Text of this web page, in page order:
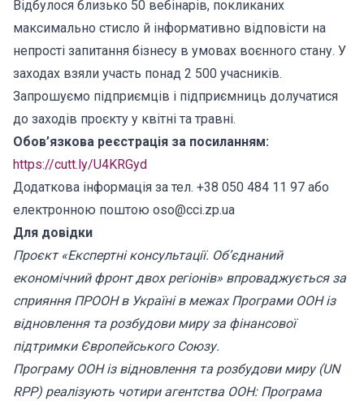
Відбулося близько 50 вебінарів, покликаних
максимально стисло й інформативно відповісти на
непрості запитання бізнесу в умовах воєнного стану. У
заходах взяли участь понад 2 500 учасників.
Запрошуємо підприємців і підприємниць долучатися
до заходів проєкту у квітні та травні.
Обов’язкова реєстрація за посиланням:
https://cutt.ly/U4KRGyd
Додаткова інформація за тел. +38 050 484 11 97 або
електронною поштою oso@cci.zp.ua
Для довідки
Проєкт «Експертні консультації. Об’єднаний
економічний фронт двох регіонів» впроваджується за
сприяння ПРООН в Україні в межах Програми ООН із
відновлення та розбудови миру за фінансової
підтримки Європейського Союзу.
Програму ООН із відновлення та розбудови миру (UN
RPP) реалізують чотири агентства ООН: Програма